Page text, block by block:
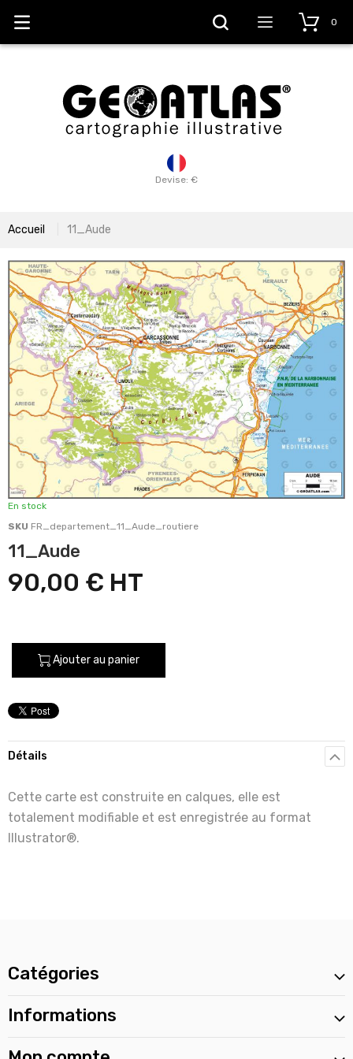
Devise: €
0
Accueil 11_Aude
En stock
SKU FR_departement_11_Aude_routiere
11_Aude
90,00 €
Ajouter au panier
Détails
Cette carte est construite en calques, elle est
totalement modifiable et est enregistrée au format
Illustrator®.
Catégories
Informations